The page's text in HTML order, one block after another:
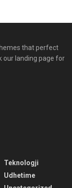
that perfect
our landing page for
Teknologji
Udhetime